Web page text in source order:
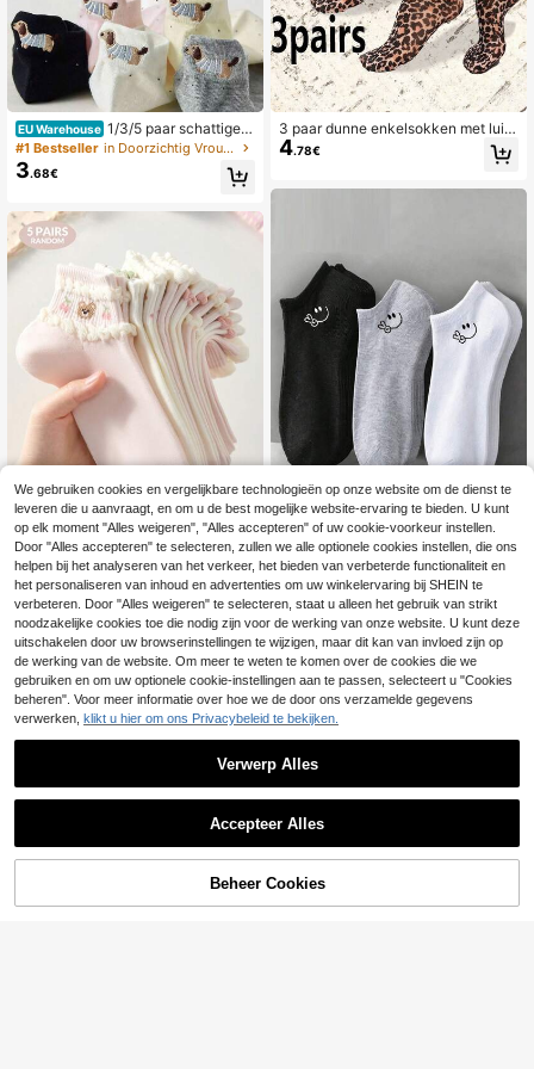
EU Warehouse 1/3/5 paar schattige d
amessokken, ademende dunne enk
elsokken met geurcontrole en voch
tafvoer, witte lage voetjes voor de z
#1 Bestseller in Doorzichtig Vrouwen enkelsokken
3.68€
10/5 paar schattige, zoete, ademen
de korte onzichtbare sokken voor d
ames met kersen-, beer- en hartpat
roon, enkelsokken, bootsokken, ruc
hesokken, witte sokken, roze sokk
en, casual sokken, sportsokken, stu
dentensokken, willekeurige kleur, g
eschikt voor dagelijks casual drage
n in lente/zomer
6.05€
3 paar dunne enkelsokken met luip
aardprint voor dames, zomer
4.78€
5/10/15/20/25/30 paar unisex dunn
e, ademende, wegwerpbotsokken v
oor de zomer, damesbootsokken, ef
fen zwart, wit, grijs, modieuze mini
malistische, ademende, vochtafvoe
rende korte damessokken, korte he
rensokken, herenenkelsokken, voc
htafvoerende, comfortabele sportso
kken, onzichtbare sokken, herenbo
otsokken geschikt voor alle seizoe
nen, dagelijks, buiten, sport en reize
n
#4 Bestseller in Geen Vrouwen enkelsokken
3.78€
Sorry, dit product is uitverkocht.
VERGELIJK
We gebruiken cookies en vergelijkbare technologieën op onze website om de dienst te
leveren die u aanvraagt, en om u de best mogelijke website-ervaring te bieden. U kunt
op elk moment "Alles weigeren", "Alles accepteren" of uw cookie-voorkeur instellen.
Door "Alles accepteren" te selecteren, zullen we alle optionele cookies instellen, die ons
helpen bij het analyseren van het verkeer, het bieden van verbeterde functionaliteit en
het personaliseren van inhoud en advertenties om uw winkelervaring bij SHEIN te
verbeteren. Door "Alles weigeren" te selecteren, staat u alleen het gebruik van strikt
noodzakelijke cookies toe die nodig zijn voor de werking van onze website. U kunt deze
uitschakelen door uw browserinstellingen te wijzigen, maar dit kan van invloed zijn op
de werking van de website. Om meer te weten te komen over de cookies die we
gebruiken en om uw optionele cookie-instellingen aan te passen, selecteert u "Cookies
beheren". Voor meer informatie over hoe we de door ons verzamelde gegevens
verwerken, klikt u hier om ons Privacybeleid te bekijken.
Verwerp Alles
Accepteer Alles
Beheer Cookies